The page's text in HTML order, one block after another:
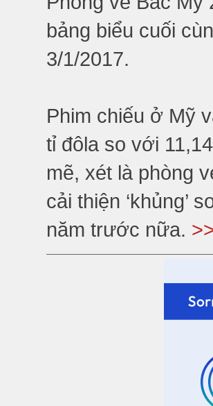
bảng biểu cuối
3/1/2017.
Phim chiếu ở Mỹ
tỉ đôla so với
mẽ, xét là phòng
cải thiện ‘khủng’
năm trước nữa.